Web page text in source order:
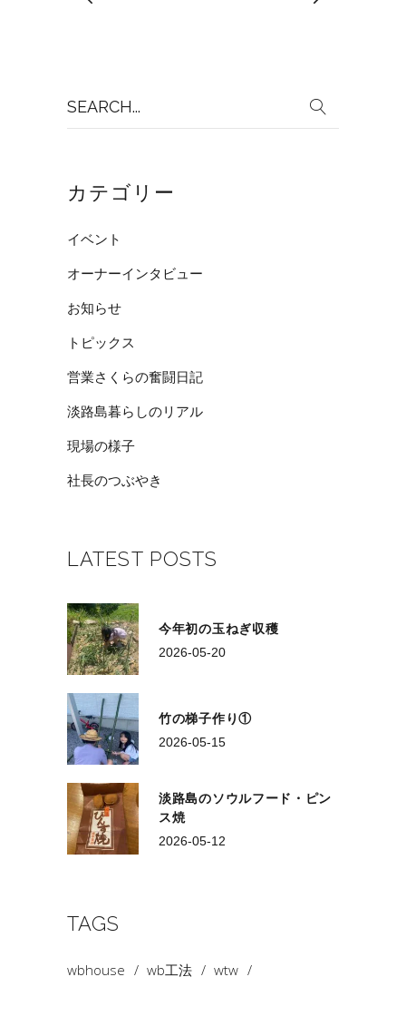
カテゴリー
イベント
オーナーインタビュー
お知らせ
トピックス
営業さくらの奮闘日記
淡路島暮らしのリアル
現場の様子
社長のつぶやき
LATEST POSTS
今年初の玉ねぎ収穫
2026-05-20
竹の梯子作り①
2026-05-15
淡路島のソウルフード・ピン
ス焼
2026-05-12
TAGS
wbhouse wb工法 wtw